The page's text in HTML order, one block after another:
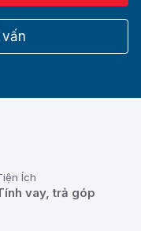
Ích
vay, trả góp